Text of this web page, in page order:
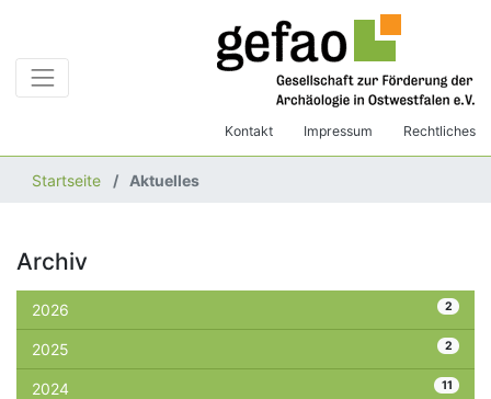
Kontakt Impressum Rechtliches
Startseite Aktuelles
Archiv
2026 2
2025 2
2024 11